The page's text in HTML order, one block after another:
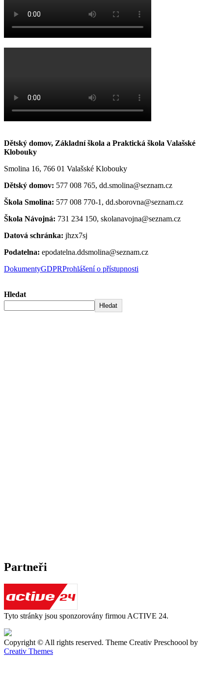
Dětský domov, Základní škola a Praktická škola Valašské
Klobouky
Smolina 16, 766 01 Valašské Klobouky
Dětský domov: 577 008 765, dd.smolina@seznam.cz
Škola Smolina: 577 008 770-1, dd.sborovna@seznam.cz
Škola Návojná: 731 234 150, skolanavojna@seznam.cz
Datová schránka: jhzx7sj
Podatelna: epodatelna.ddsmolina@seznam.cz
DokumentyGDPRProhlášení o přístupnosti
Hledat
Hledat
Partneři
Tyto stránky jsou sponzorovány firmou ACTIVE 24.
Copyright © All rights reserved. Theme Creativ Preschoool by
Creativ Themes